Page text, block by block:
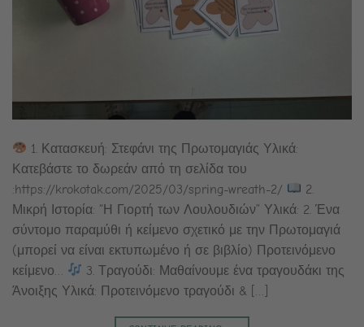
1. Κατασκευή: Στεφάνι της Πρωτομαγιάς Υλικά:
Κατεβάστε το δωρεάν από τη σελίδα του
:https://krokotak.com/2025/03/spring-wreath-2/
2.
Μικρή Ιστορία: “Η Γιορτή των Λουλουδιών” Υλικά: 2. Ένα
σύντομο παραμύθι ή κείμενο σχετικό με την Πρωτομαγιά
(μπορεί να είναι εκτυπωμένο ή σε βιβλίο) Προτεινόμενο
κείμενο…
3. Τραγούδι: Μαθαίνουμε ένα τραγουδάκι της
Άνοιξης Υλικά: Προτεινόμενο τραγούδι & […]